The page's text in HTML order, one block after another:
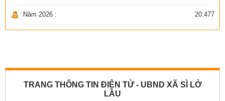
Năm 2026 : 20.477
TRANG THÔNG TIN ĐIỆN TỬ - UBND XÃ SÌ LỞ
LẦU